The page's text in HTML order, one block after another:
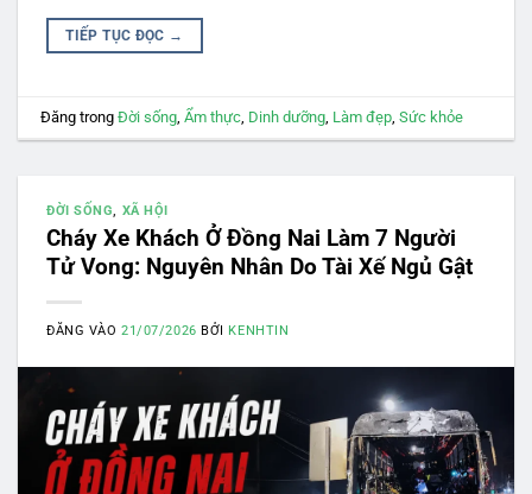
TIẾP TỤC ĐỌC →
Đăng trongĐời sống ,Ẩm thực Dinh dưỡng Làm đẹp ,Sức khỏe
ĐỜI SỐNG, XÃ HỘI
Cháy Xe Khách Ở Đồng Nai Làm 7 Người
Tử Vong: Nguyên Nhân Do Tài Xế Ngủ Gật
ĐĂNG VÀO21/07/2026 BỞI KENHTIN